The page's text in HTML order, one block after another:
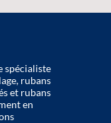
spécialiste
rubans
et rubans
en